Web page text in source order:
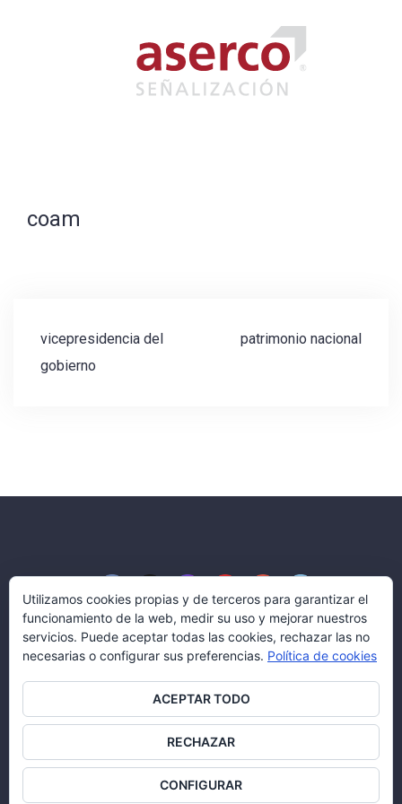
coam
Navegación
de
entradas
vicepresidencia del
gobierno
patrimonio nacional
Blog Aserco Señalización
© Aserco Señalización y Servicios, S.L.
Todos los derechos reservados.
Política legal|Política de cookies
Utilizamos cookies propias y de terceros para garantizar el
funcionamiento de la web, medir su uso y mejorar nuestros
servicios. Puede aceptar todas las cookies, rechazar las no
necesarias o configurar sus preferencias. Política de cookies
ACEPTAR TODO
RECHAZAR
CONFIGURAR